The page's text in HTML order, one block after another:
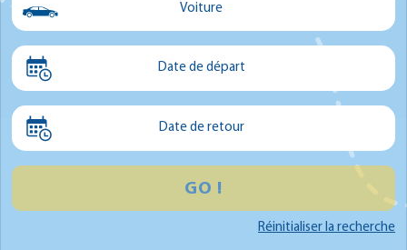
Voiture
Date de départ
Date de retour
GO !
Réinitialiser la recherche